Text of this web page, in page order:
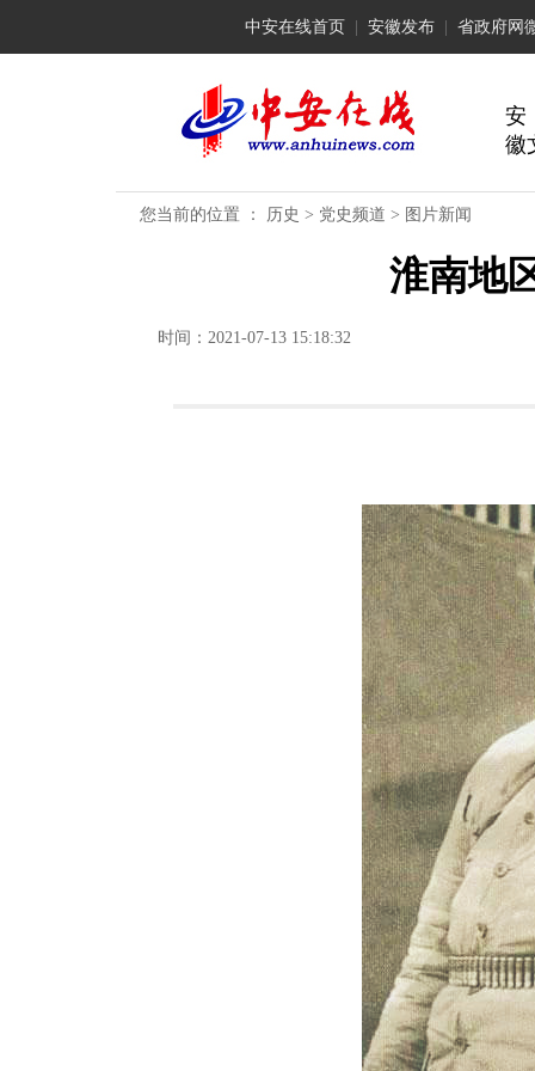
中安在线首页 安徽发布 省政府网
徽
您当前的位置 ： 历史 > 党史频道 > 图片新闻
淮南地
时间：2021-07-13 15:18:32